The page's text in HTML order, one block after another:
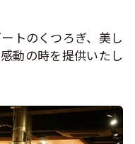
トのくつろぎ、美し
動の時を提供いたし